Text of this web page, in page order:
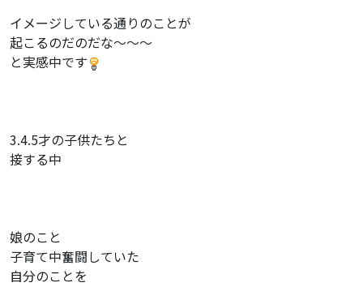
イメージしている通りのことが
起こるのだのだな〜〜〜
と実感中です
3.4.5才の子供たちと
接する中
娘のこと
子育て中奮闘していた
自分のことを